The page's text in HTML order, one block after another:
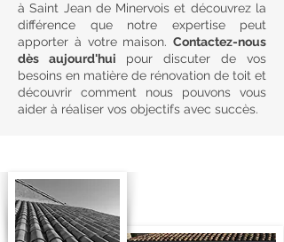
à Saint Jean de Minervois et découvrez la
différence que notre expertise peut
apporter à votre maison. Contactez-nous
dès aujourd'hui pour discuter de vos
besoins en matière de rénovation de toit et
découvrir comment nous pouvons vous
aider à réaliser vos objectifs avec succès.